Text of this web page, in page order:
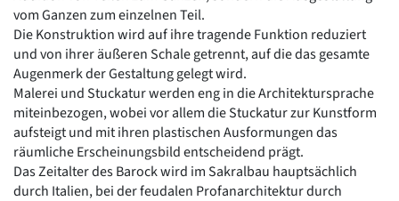
Impressum
Datenschutz
Suchbegriff eingeben
vom Ganzen zum einzelnen Teil.
Die Konstruktion wird auf ihre tragende Funktion reduziert
und von ihrer äußeren Schale getrennt, auf die das gesamte
Augenmerk der Gestaltung gelegt wird.
Malerei und Stuckatur werden eng in die Architektursprache
miteinbezogen, wobei vor allem die Stuckatur zur Kunstform
aufsteigt und mit ihren plastischen Ausformungen das
räumliche Erscheinungsbild entscheidend prägt.
Das Zeitalter des Barock wird im Sakralbau hauptsächlich
durch Italien, bei der feudalen Profanarchitektur durch